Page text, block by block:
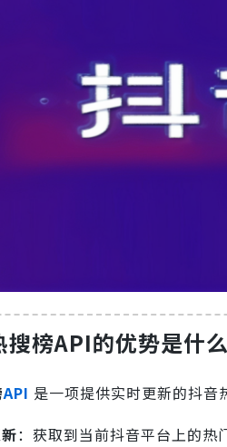
榜API的优势是什么
API 是一项提供实时更新的抖音
：获取到当前抖音平台上的热